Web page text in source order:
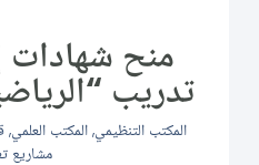
منح شهادات
تدريب
المكتب التنظيمي,المكتب العلمي,
مشاريع